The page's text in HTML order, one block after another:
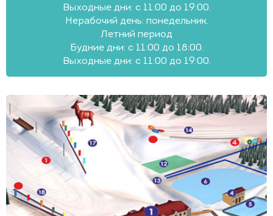
Выходные дни: с 11:00 до 19:00.
Нерабочий день: понедельник.
Летний период
Будние дни: с 11:00 до 18:00.
Выходные дни: с 11:00 до 19:00.